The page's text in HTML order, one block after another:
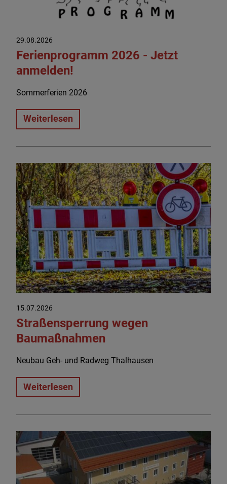
29.08.2026
Ferienprogramm 2026 - Jetzt
anmelden!
Sommerferien 2026
Weiterlesen
15.07.2026
Straßensperrung wegen
Baumaßnahmen
Neubau Geh- und Radweg Thalhausen
Weiterlesen